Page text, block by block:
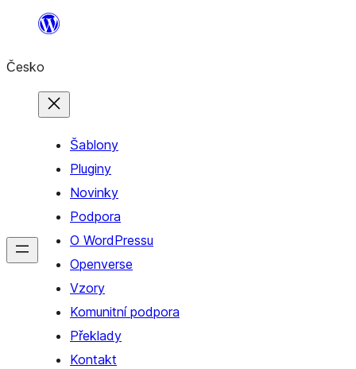
Přeskočit
obsah
Česko
Šablony
Pluginy
Novinky
Podpora
O WordPressu
Openverse
Vzory
Komunitní podpora
Překlady
Kontakt